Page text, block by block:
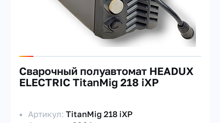
Сварочный полуавтомат HEADUX
ELECTRIC TitanMig 218 iXP
Артикул:TitanMig 218 iXP